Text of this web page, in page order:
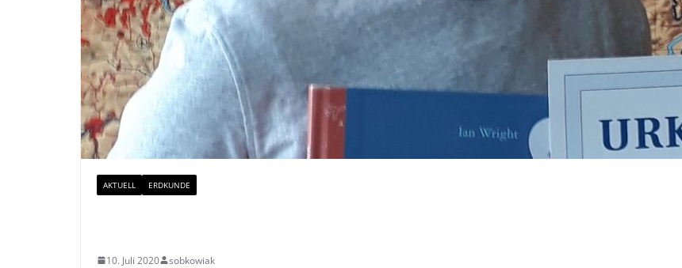
AKTUELL ERDKUNDE
10. Juli 2020 sobkowiak